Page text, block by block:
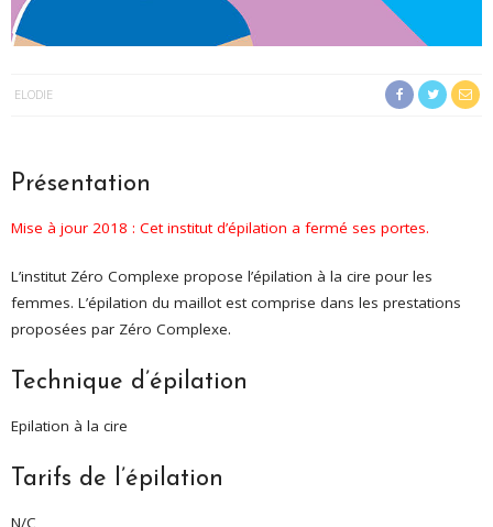
ELODIE
Présentation
Mise à jour 2018 : Cet institut d’épilation a fermé ses portes.
L’institut Zéro Complexe propose l’épilation à la cire pour les
femmes. L’épilation du maillot est comprise dans les prestations
proposées par Zéro Complexe.
Technique d’épilation
Epilation à la cire
Tarifs de l’épilation
N/C